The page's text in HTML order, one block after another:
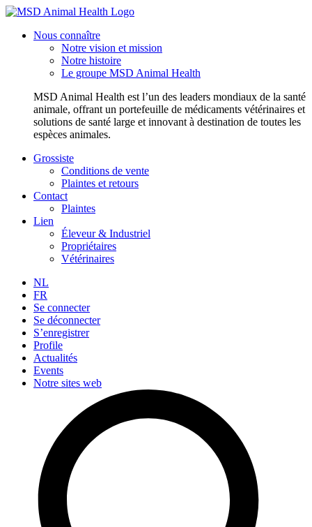
Nous connaître
Notre vision et mission
Notre histoire
Le groupe MSD Animal Health
MSD Animal Health est l’un des leaders mondiaux de la santé
animale, offrant un portefeuille de médicaments vétérinaires et
solutions de santé large et innovant à destination de toutes les
espèces animales.
Grossiste
Conditions de vente
Plaintes et retours
Contact
Plaintes
Lien
Éleveur & Industriel
Propriétaires
Vétérinaires
NL
FR
Se connecter
Se déconnecter
S’enregistrer
Profile
Actualités
Events
Notre sites web